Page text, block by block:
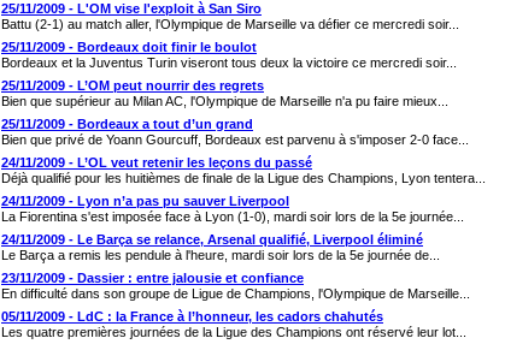
25/11/2009 - L'OM vise l'exploit à San Siro
Battu (2-1) au match aller, l'Olympique de Marseille va défier ce mercredi soir...
25/11/2009 - Bordeaux doit finir le boulot
Bordeaux et la Juventus Turin viseront tous deux la victoire ce mercredi soir...
25/11/2009 - L’OM peut nourrir des regrets
Bien que supérieur au Milan AC, l'Olympique de Marseille n'a pu faire mieux...
25/11/2009 - Bordeaux a tout d’un grand
Bien que privé de Yoann Gourcuff, Bordeaux est parvenu à s'imposer 2-0 face...
24/11/2009 - L’OL veut retenir les leçons du passé
Déjà qualifié pour les huitièmes de finale de la Ligue des Champions, Lyon tentera...
24/11/2009 - Lyon n’a pas pu sauver Liverpool
La Fiorentina s'est imposée face à Lyon (1-0), mardi soir lors de la 5e journée...
24/11/2009 - Le Barça se relance, Arsenal qualifié, Liverpool éliminé
Le Barça a remis les pendule à l'heure, mardi soir lors de la 5e journée de...
23/11/2009 - Dassier : entre jalousie et confiance
En difficulté dans son groupe de Ligue de Champions, l'Olympique de Marseille...
05/11/2009 - LdC : la France à l’honneur, les cadors chahutés
Les quatre premières journées de la Ligue des Champions ont réservé leur lot...